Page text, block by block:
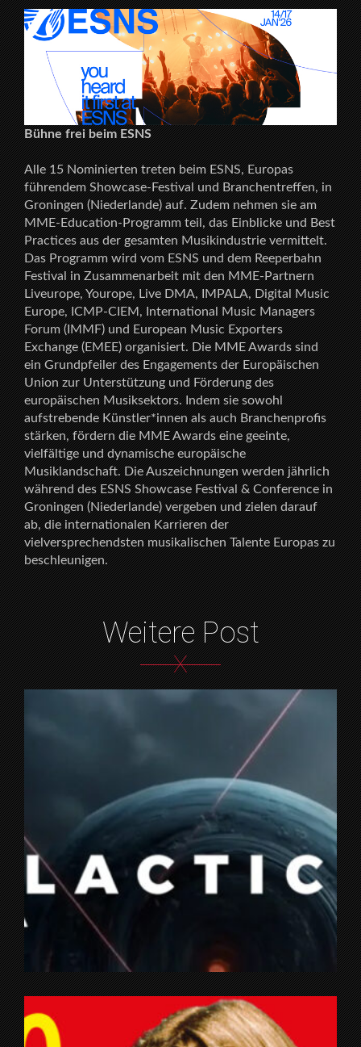
Bühne frei beim ESNS
Alle 15 Nominierten treten beim ESNS, Europas
führendem Showcase-Festival und Branchentreffen, in
Groningen (Niederlande) auf. Zudem nehmen sie am
MME-Education-Programm teil, das Einblicke und Best
Practices aus der gesamten Musikindustrie vermittelt.
Das Programm wird vom ESNS und dem Reeperbahn
Festival in Zusammenarbeit mit den MME-Partnern
Liveurope, Yourope, Live DMA, IMPALA, Digital Music
Europe, ICMP-CIEM, International Music Managers
Forum (IMMF) und European Music Exporters
Exchange (EMEE) organisiert. Die MME Awards sind
ein Grundpfeiler des Engagements der Europäischen
Union zur Unterstützung und Förderung des
europäischen Musiksektors. Indem sie sowohl
aufstrebende Künstler*innen als auch Branchenprofis
stärken, fördern die MME Awards eine geeinte,
vielfältige und dynamische europäische
Musiklandschaft. Die Auszeichnungen werden jährlich
während des ESNS Showcase Festival & Conference in
Groningen (Niederlande) vergeben und zielen darauf
ab, die internationalen Karrieren der
vielversprechendsten musikalischen Talente Europas zu
beschleunigen.
Weitere Post
X